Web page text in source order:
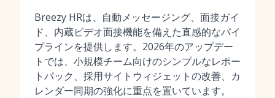
Breezy HRは、自動メッセージング、面接ガイ
ド、内蔵ビデオ面接機能を備えた直感的なパイ
プラインを提供します。2026年のアップデー
トでは、小規模チーム向けのシンプルなレポー
トパック、採用サイトウィジェットの改善、カ
レンダー同期の強化に重点を置いています。